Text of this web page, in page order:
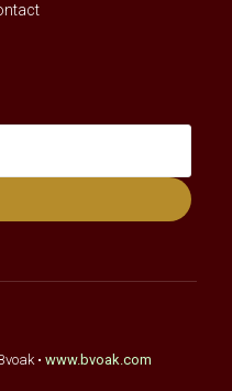
• www.bvoak.com